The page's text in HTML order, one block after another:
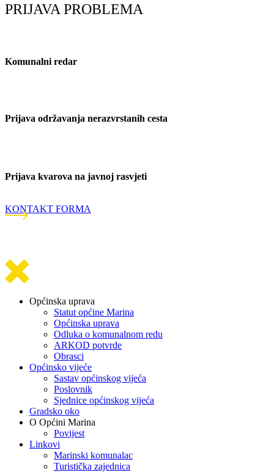
PRIJAVA PROBLEMA
Komunalni redar
Prijava održavanja nerazvrstanih cesta
Prijava kvarova na javnoj rasvjeti
KONTAKT FORMA
Općinska uprava
Statut općine Marina
Općinska uprava
Odluka o komunalnom redu
ARKOD potvrde
Obrasci
Općinsko vijeće
Sastav općinskog vijeća
Poslovnik
Sjednice općinskog vijeća
Gradsko oko
O Općini Marina
Povijest
Linkovi
Marinski komunalac
Turistička zajednica